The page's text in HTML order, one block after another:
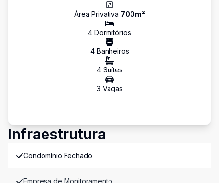
Área Privativa 700m²
4 Dormitórios
4Banheiros
4Suítes
3 Vagas
Infraestrutura
Condomínio Fechado
Empresa de Monitoramento